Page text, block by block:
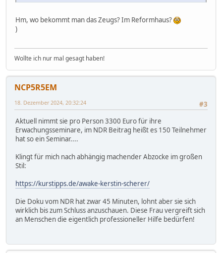
Hm, wo bekommt man das Zeugs? Im Reformhaus?
)
Wollte ich nur mal gesagt haben!
NCP5R5EM
#3
18. Dezember 2024, 20:32:24
Aktuell nimmt sie pro Person 3300 Euro für ihre
Erwachungsseminare, im NDR Beitrag heißt es 150 Teilnehmer
hat so ein Seminar....
Klingt für mich nach abhängig machender Abzocke im großen
Stil:
https://kurstipps.de/awake-kerstin-scherer/
Die Doku vom NDR hat zwar 45 Minuten, lohnt aber sie sich
wirklich bis zum Schluss anzuschauen. Diese Frau vergreift sich
an Menschen die eigentlich professioneller Hilfe bedürfen!